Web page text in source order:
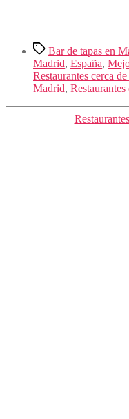
Etiquetas
Bar de tapas en
Madrid, España,
Restaurantes cerca
Madrid,
Restaurantes